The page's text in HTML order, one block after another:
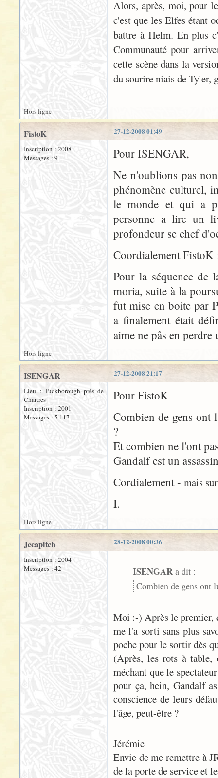
Alors, après, moi, pour
c'est que les Elfes étant
battre à Helm. En plus
Communauté pour
cette scène dans la
du sourire niais de Tyler,
Hors ligne
27-12-2008 01:49
FistoK
Inscription : 2008
Messages : 9
Pour ISENGAR,
Ne n'oublions pas
phénomène culturel,
le monde et qui a
personne a lire un
profondeur se chef
Coordialement FistoK
Pour la séquence de
moria, suite à la
fut mise en boite par
a finalement était
aime ne pâs en perdre
Hors ligne
27-12-2008 21:17
ISENGAR
Lieu : Tuckborough près de
Chartres
Inscription : 2001
Messages : 5 117
Pour FistoK
Combien de gens ont
?
Et combien ne l'ont
Gandalf est un
Cordialement - mais
I.
Hors ligne
28-12-2008 00:36
Jecapitch
Inscription : 2004
Messages : 42
ISENGAR a dit :
Combien de gens ont
Moi :-) Après le premier,
me l'a sorti sans plus
poche pour le sortir dès
(Après, les rots à table,
méchant que le
pour ça, hein, Gandalf
conscience de leurs
l'âge, peut-être ?
Jérémie
Envie de me remettre à
de la porte de service et